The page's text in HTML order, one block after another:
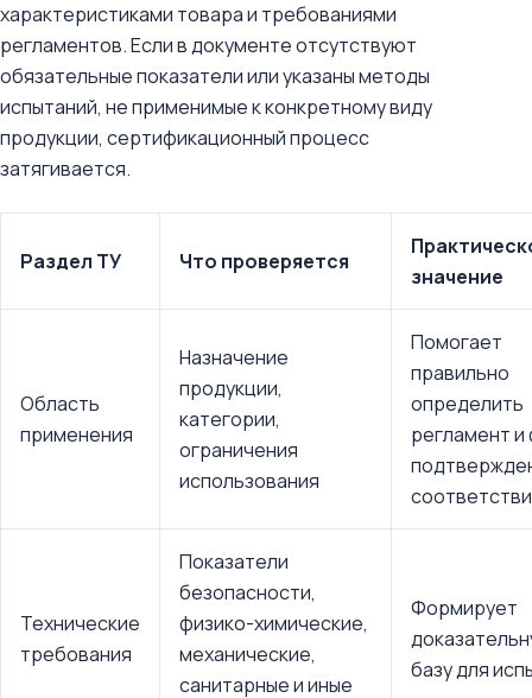
характеристиками товара и требованиями
регламентов. Если в документе отсутствуют
обязательные показатели или указаны методы
испытаний, не применимые к конкретному виду
продукции, сертификационный процесс
затягивается.
Раздел ТУ Что проверяется
значение
Область
применения
Назначение
продукции,
категории,
ограничения
использования
Помогает
правильно
определить
регламент
Технические
требования
Показатели
безопасности,
физико-химические,
механические,
санитарные и иные
Формирует
базу для